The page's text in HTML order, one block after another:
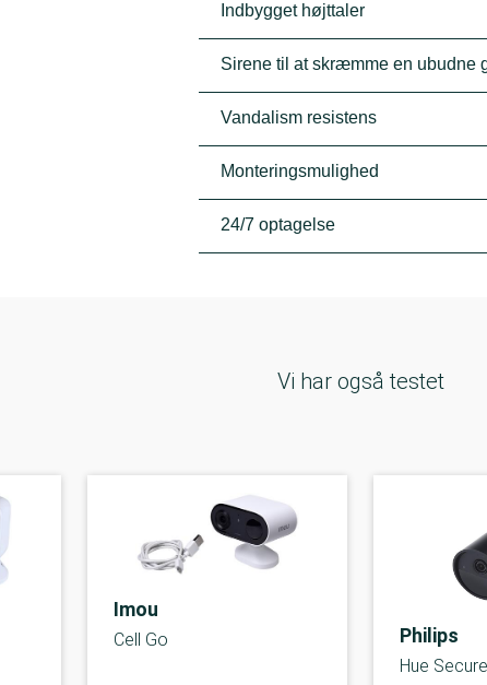
Indbygget højttaler
Sirene til at skræmme en ubudne
Vandalism resistens
Monteringsmulighed
24/7 optagelse
Vi har også testet
Imou
Cell Go Philips
Hue